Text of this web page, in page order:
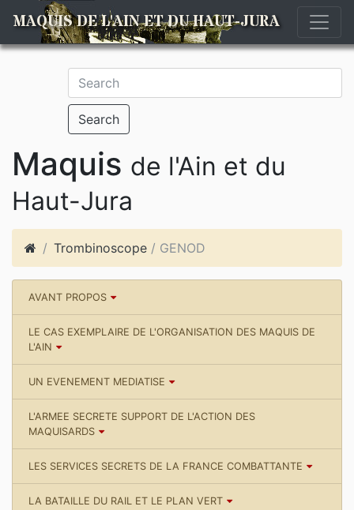
MAQUIS DE L'AIN ET DU HAUT-JURA
Search
Maquis de l'Ain et du
Haut-Jura
Trombinoscope / GENOD
AVANT PROPOS
LE CAS EXEMPLAIRE DE L'ORGANISATION DES MAQUIS DE
L'AIN
UN EVENEMENT MEDIATISE
L'ARMEE SECRETE SUPPORT DE L'ACTION DES
MAQUISARDS
LES SERVICES SECRETS DE LA FRANCE COMBATTANTE
LA BATAILLE DU RAIL ET LE PLAN VERT